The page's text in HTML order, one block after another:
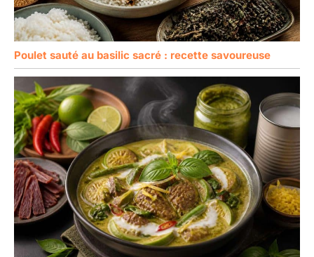
Poulet sauté au basilic sacré : recette savoureuse